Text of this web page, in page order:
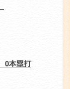
0本塁打